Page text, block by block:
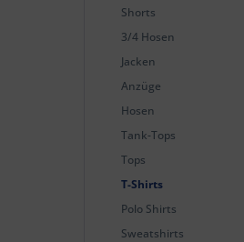
Shorts
3/4 Hosen
Jacken
Anzüge
Hosen
Tank-Tops
Tops
T-Shirts
Polo Shirts
Sweatshirts